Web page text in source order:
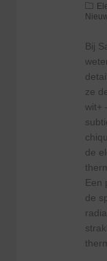
Bij
ze
wit+
de
Een
de